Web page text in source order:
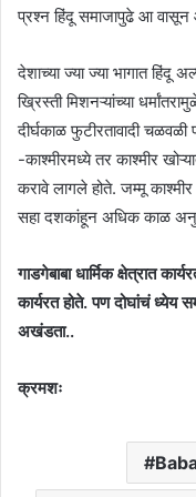
प्रश्न हिंदू समाजापुढे आ
देशाच्या ज्या ज्या भागात हिंदू
ख्रिस्ती मिशनऱ्यांच्या
दीर्घकाळ फुटीरतावादी
-काश्मीरमध्ये तर काश्मीर
करावे लागले होते. जम्मू
सहा दशकांहून अधिक काळ
गाडगेबाबा धार्मिक क्षेत्रात
कार्यरत होते. पण दोघांचं ध्येय
अखंडता..
क्रमशः